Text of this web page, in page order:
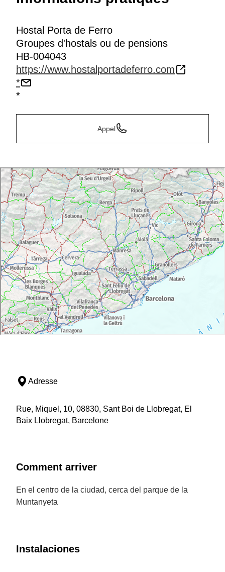
Hostal Porta de Ferro
Groupes d'hostals ou de pensions
HB-004043
https://www.hostalportadeferro.com
*
*
Appel
Adresse
Rue, Miquel, 10, 08830, Sant Boi de Llobregat, El
Baix Llobregat, Barcelone
Comment arriver
En el centro de la ciudad, cerca del parque de la
Muntanyeta
Instalaciones